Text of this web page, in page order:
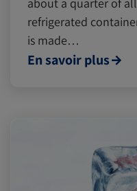
Latin America
Cold
refrigerated
is made…
En savoir plus